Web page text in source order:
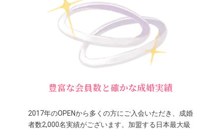
豊富な会員数と確かな成婚実績
2017年のOPENから多くの方にご入会いただき、成婚
者数2,000名実績がございます。加盟する日本最大級